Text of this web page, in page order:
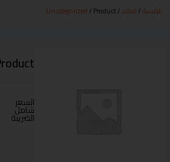
الرئيسية/المتجر/
Uncategorized/ Product
السعر
شامل
الضريبة